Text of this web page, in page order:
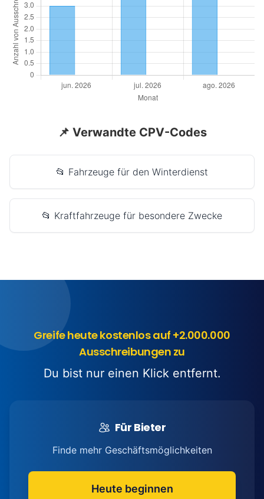
📌 Verwandte CPV-Codes
📂 Fahrzeuge für den Winterdienst
📂 Kraftfahrzeuge für besondere Zwecke
Greife heute kostenlos auf +2.000.000
Ausschreibungen zu
Du bist nur einen Klick entfernt.
Für Bieter
Finde mehr Geschäftsmöglichkeiten
Heute beginnen